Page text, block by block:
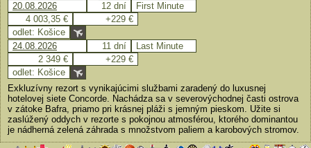
20.08.2026
12 dní
First Minute
4 003,35 €
+229 €
odlet: Košice
24.08.2026
11 dní
Last Minute
2 349 €
+229 €
odlet: Košice
Exkluzívny rezort s vynikajúcimi službami zaradený do luxusnej
hotelovej siete Concorde. Nachádza sa v severovýchodnej časti ostrova
v zátoke Bafra, priamo pri krásnej pláži s jemným pieskom. Užite si
zaslúžený oddych v rezorte s pokojnou atmosférou, ktorého dominantou
je nádherná zelená záhrada s množstvom paliem a karobových stromov.